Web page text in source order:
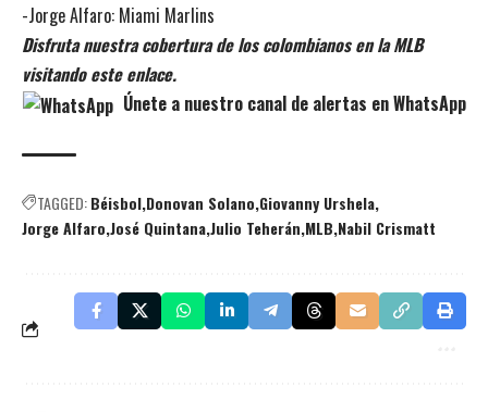
-Jorge Alfaro: Miami Marlins
Disfruta nuestra cobertura de los colombianos en la MLB
visitando este enlace.
Únete a nuestro canal de alertas en WhatsApp
TAGGED:Béisbol Donovan Solano Giovanny Urshela
Jorge Alfaro José QuintanaJulio Teherán MLB Nabil Crismatt